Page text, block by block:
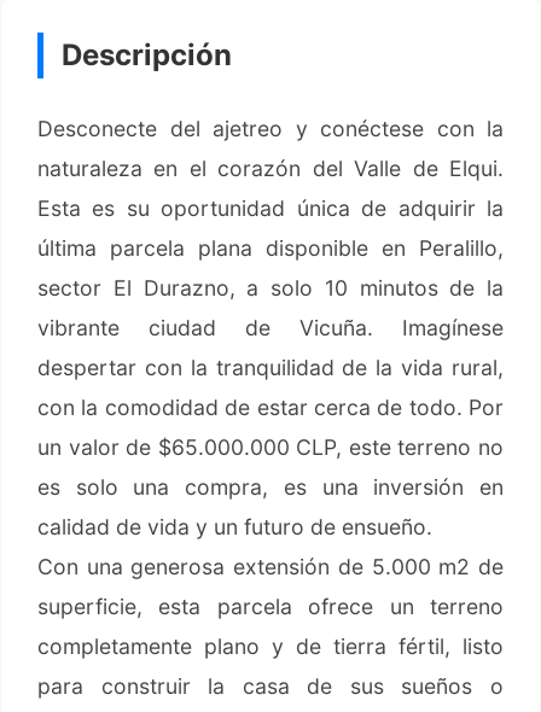
Descripción
Desconecte del ajetreo y conéctese con la
naturaleza en el corazón del Valle de Elqui.
Esta es su oportunidad única de adquirir la
última parcela plana disponible en Peralillo,
sector El Durazno, a solo 10 minutos de la
vibrante ciudad de Vicuña. Imagínese
despertar con la tranquilidad de la vida rural,
con la comodidad de estar cerca de todo. Por
un valor de $65.000.000 CLP, este terreno no
es solo una compra, es una inversión en
calidad de vida y un futuro de ensueño.
Con una generosa extensión de 5.000 m2 de
superficie, esta parcela ofrece un terreno
completamente plano y de tierra fértil, listo
para construir la casa de sus sueños o